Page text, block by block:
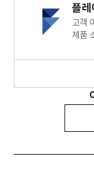
플레
고객
제품